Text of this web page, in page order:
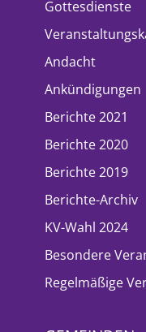
Gottesdienste
Andacht
Ankündigungen
Berichte 2021
Berichte 2020
Berichte 2019
Berichte-Archiv
KV-Wahl 2024
Besondere
Regelmäßige